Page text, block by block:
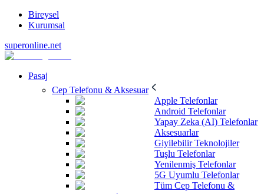
Bireysel
Kurumsal
superonline.net
Pasaj
Cep Telefonu & Aksesuar
Apple Telefonlar
Android Telefonlar
Yapay Zeka (AI) Telefonlar
Aksesuarlar
Giyilebilir Teknolojiler
Tuşlu Telefonlar
Yenilenmiş Telefonlar
5G Uyumlu Telefonlar
Tüm Cep Telefonu &